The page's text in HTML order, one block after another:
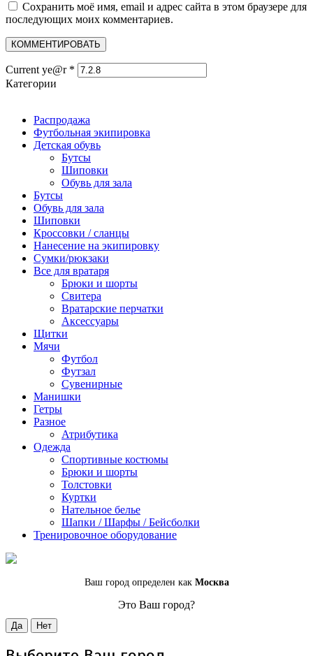
Сохранить моё имя, email и адрес сайта в этом браузере для
последующих моих комментариев.
Current ye@r *
Категории
Распродажа
Футбольная экипировка
Детская обувь
Бутсы
Шиповки
Обувь для зала
Бутсы
Обувь для зала
Шиповки
Кроссовки / сланцы
Нанесение на экипировку
Сумки/рюкзаки
Все для вратаря
Брюки и шорты
Cвитера
Вратарские перчатки
Аксессуары
Щитки
Мячи
Футбол
Футзал
Сувенирные
Манишки
Гетры
Разное
Атрибутика
Одежда
Спортивные костюмы
Брюки и шорты
Толстовки
Куртки
Нательное белье
Шапки / Шарфы / Бейсболки
Тренировочное оборудование
Ваш город определен как Москва
Это Ваш город?
Да Нет